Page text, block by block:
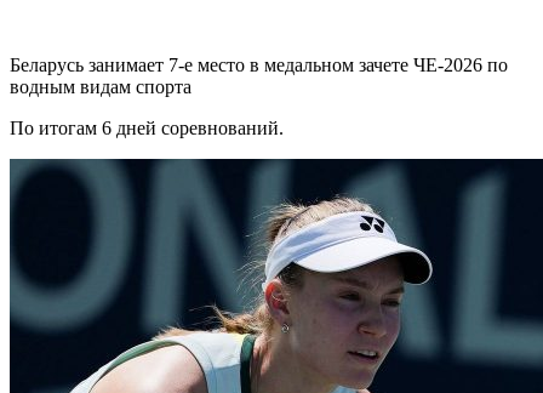
Беларусь занимает 7-е место в медальном зачете ЧЕ-2026 по
водным видам спорта
По итогам 6 дней соревнований.